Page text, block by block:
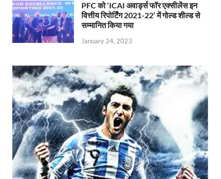
PFC को ‘ICAI अवार्ड्स फॉर एक्सीलेंस इन
वित्तीय रिपोर्टिंग 2021-22’ में गोल्ड शील्ड से
सम्मानित किया गया
January 24, 2023